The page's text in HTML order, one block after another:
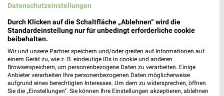
Tchibo
Datenschutzeinstellungen
Durch Klicken auf die Schaltfläche „Ablehnen“ wird die
Standardeinstellung nur für unbedingt erforderliche cookie
beibehalten.
Wir und unsere Partner speichern und/oder greifen auf Informationen auf
einem Gerät zu, wie z. B. eindeutige IDs in cookie und anderen
Browserspeichern, um personenbezogene Daten zu verarbeiten. Einige
Anbieter verarbeiten Ihre personenbezogenen Daten möglicherweise
aufgrund eines berechtigten Interesses. Um dem zu widersprechen, öffnen
Sie die „Einstellungen“. Sie können Ihre Einstellungen akzeptieren, ablehnen